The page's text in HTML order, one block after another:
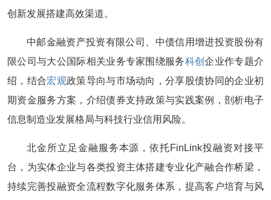
创新发展搭建高效渠道。
中邮金融资产投资有限公司、中债信用增进投资股份有
限公司与大公国际相关业务专家围绕服务科创企业作专题介
绍，结合宏观政策导向与市场动向，分享股债协同的企业初
期资金服务方案，介绍债券支持政策与实践案例，剖析电子
信息制造业发展格局与科技行业信用风险。
北金所立足金融服务本源，依托FinLink投融资对接平
台，为实体企业与各类投资主体搭建专业化产融合作桥梁，
持续完善投融资全流程数字化服务体系，提高客户培育与风